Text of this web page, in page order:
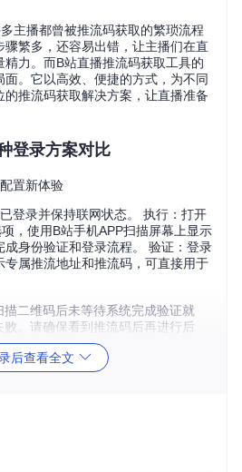
主播都曾被推流码获取的繁琐流程
骤繁多，还容易出错，让主播们在直
力。而B站直播推流码获取工具的
。它以高效、便捷的方式，为不同
的推流码获取解决方案，让直播准备
登录方案对比
置新体验
登录并保持联网状态。 执行：打开
，使用B站手机APP扫描屏幕上显示
成身份验证和登录流程。 验证：登录
专属推流地址和推流码，可直接用于
二维码后未等待系统完成验证就
。请确保看到推流码后再进行后
：传统可靠之选
应位置，最后输入直播间ID。 验
后查看全文